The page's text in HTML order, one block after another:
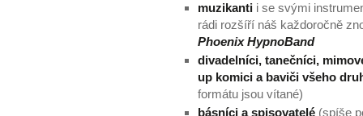
muzikanti i se svými
rádi rozšíří náš každoročně
Phoenix HypnoBand
divadelníci, tanečníci,
up komici a baviči všeho
formátu jsou vítané)
básníci a spisovatelé (spíše